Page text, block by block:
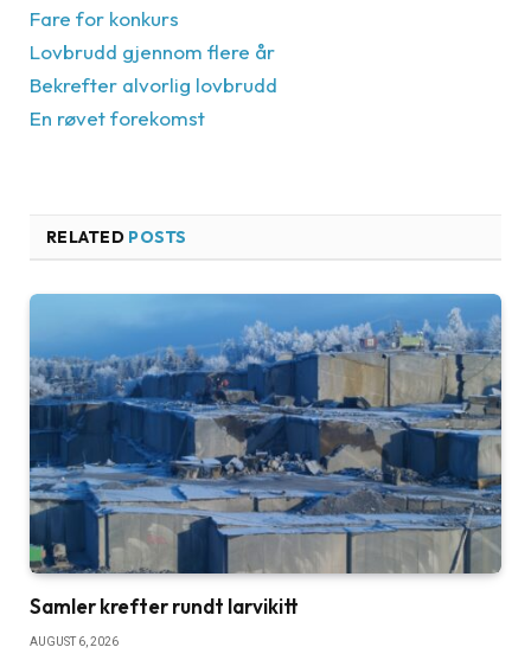
Fare for konkurs
Lovbrudd gjennom flere år
Bekrefter alvorlig lovbrudd
En røvet forekomst
RELATED POSTS
Samler krefter rundt larvikitt
AUGUST 6, 2026